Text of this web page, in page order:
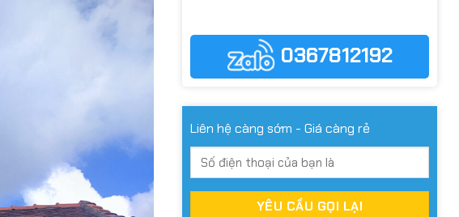
0367812192
Liên hệ càng sớm - Giá càng rẻ